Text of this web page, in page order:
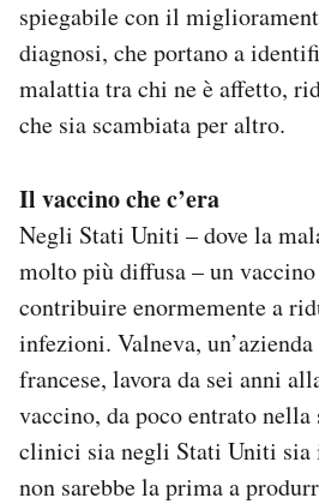
spiegabile con il
diagnosi, che portano a
malattia tra chi ne è affetto,
che sia scambiata per altro.
Il vaccino che c’era
Negli Stati Uniti – dove la
molto più diffusa – un
contribuire enormemente a
infezioni. Valneva,
francese, lavora da sei anni
vaccino, da poco entrato
clinici sia negli Stati Uniti sia
non sarebbe la prima a